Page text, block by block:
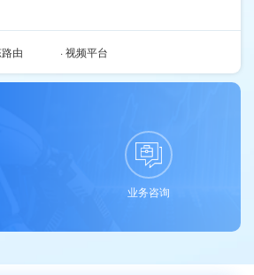
路由 · 视频平台
业务咨询